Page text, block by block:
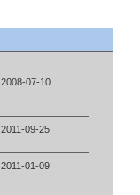
2008-07-10
2011-09-25
2011-01-09